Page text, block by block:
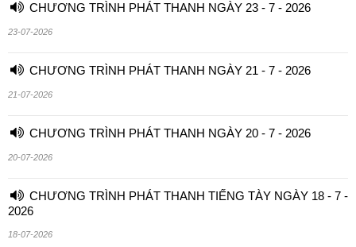
CHƯƠNG TRÌNH PHÁT THANH NGÀY 23 - 7 - 2026
23-07-2026
CHƯƠNG TRÌNH PHÁT THANH NGÀY 21 - 7 - 2026
21-07-2026
CHƯƠNG TRÌNH PHÁT THANH NGÀY 20 - 7 - 2026
20-07-2026
CHƯƠNG TRÌNH PHÁT THANH TIẾNG TÀY NGÀY 18 - 7 -
2026
18-07-2026